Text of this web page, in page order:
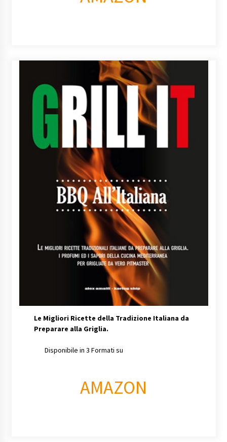
Le Migliori Ricette della Tradizione Italiana da
Preparare alla Griglia.
Disponibile in 3 Formati su
AMAZON